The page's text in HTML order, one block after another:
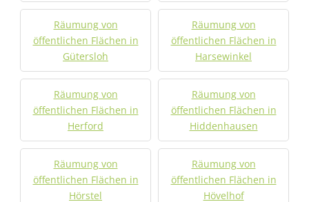
Räumung von
öffentlichen Flächen in
Gütersloh
Räumung von
öffentlichen Flächen in
Harsewinkel
Räumung von
öffentlichen Flächen in
Herford
Räumung von
öffentlichen Flächen in
Hiddenhausen
Räumung von
öffentlichen Flächen in
Hörstel
Räumung von
öffentlichen Flächen in
Hövelhof